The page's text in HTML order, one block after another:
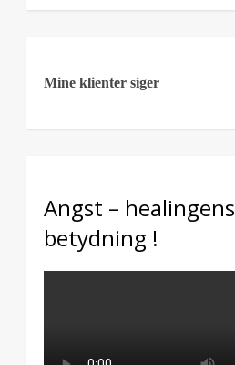
Mine klienter siger
Angst – healingens
betydning !